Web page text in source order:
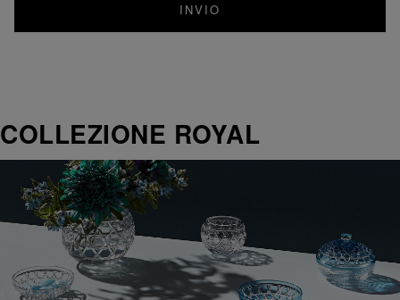
INVIO
COLLEZIONE ROYAL